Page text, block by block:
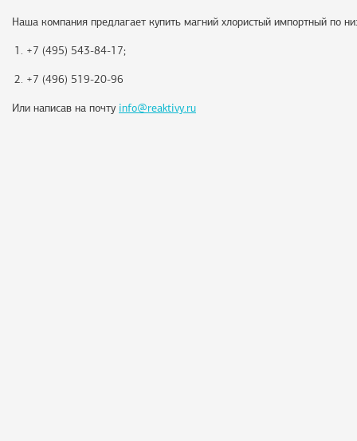
Наша компания предлагает купить магний хлористый импортный по
+7 (495) 543-84-17;
+7 (496) 519-20-96
Или написав на почту info@reaktivy.ru